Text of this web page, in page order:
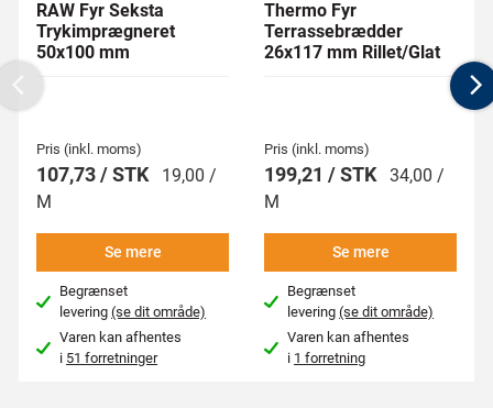
RAW Fyr Seksta
Trykimprægneret
50x100 mm
Pris (inkl. moms)
107,73 / STK
19,00 /
M
Se mere
Begrænset
levering(se dit område)
Varen kan afhentes
i 51 forretninger
Thermo Fyr
Terrassebrædder
26x117 mm Rillet/Glat
Pris (inkl. moms)
199,21 / STK 34,00 /
M
Se mere
Begrænset
levering(se dit område)
Varen kan afhentes
i 1 forretning
Previous